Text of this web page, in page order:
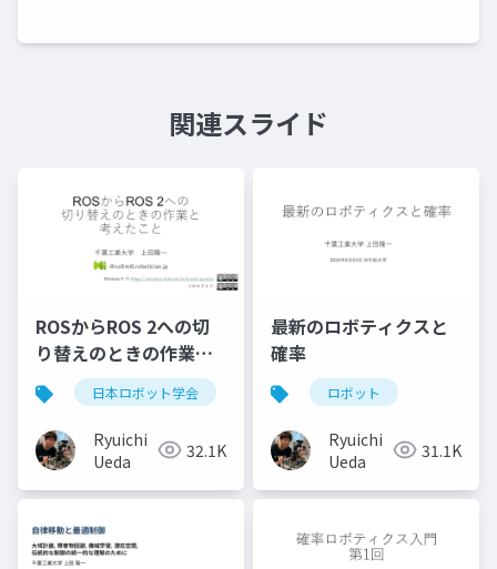
関連スライド
ROSからROS 2への切
り替えのときの作業と
考えたこと日本ロボット学会 ros ソフトウェア
Ryuichi
Ueda
32.1K
最新のロボティクスと
確率
ロボット
Ryuichi
Ueda
31.1K